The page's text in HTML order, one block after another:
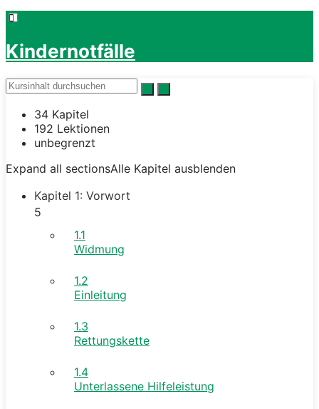
Kindernotfälle
34 Kapitel
192 Lektionen
unbegrenzt
Expand all sectionsAlle Kapitel ausblenden
Kapitel 1: Vorwort
5
1.1
Widmung
1.2
Einleitung
1.3
Rettungskette
1.4
Unterlassene Hilfeleistung